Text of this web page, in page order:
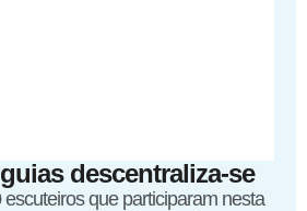
descentraliza-se
que participaram nesta